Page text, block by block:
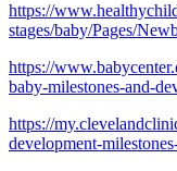
https://
stages/baby/Pages/
https://
baby-milestones-and-
https://
development-